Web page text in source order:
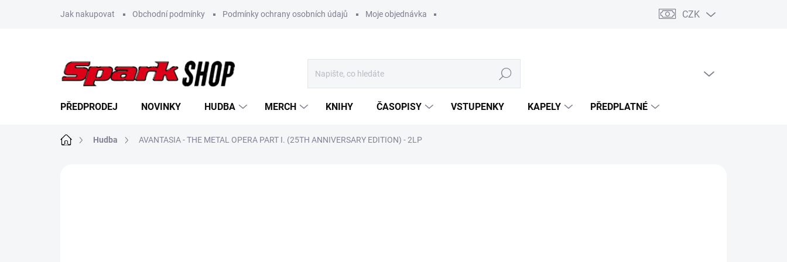
Jak nakupovat Obchodní podmínky Podmínky ochrany osobních údajů Moje objednávka CZK
Hledat
PŘEDPRODEJ NOVINKY HUDBA MERCH KNIHY ČASOPISY VSTUPENKY KAPELY PŘEDPLATNÉ
Domů Hudba AVANTASIA - THE METAL OPERA PART I. (25TH ANNIVERSARY EDITION) - 2LP